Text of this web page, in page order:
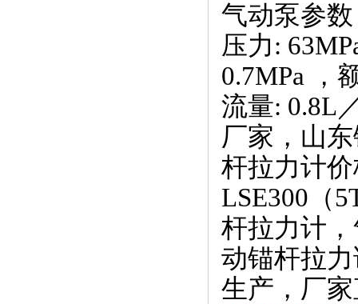
气动泵参
压力:
0.7MPa ，
流量: 0.8L
厂家，山
杆拉力计
LSE300（
杆拉力计
动锚杆拉
生产，厂